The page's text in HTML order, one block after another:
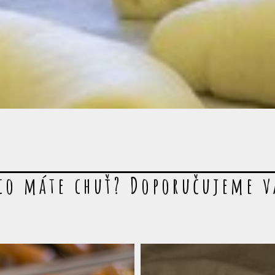
máte chuť? Doporučujeme